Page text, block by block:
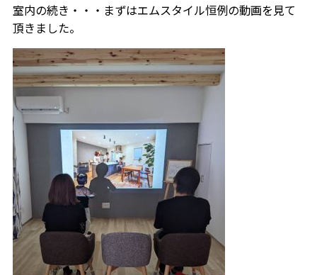
室内の続き・・・まずはエムスタイル恒例の動画を見て
頂きました。